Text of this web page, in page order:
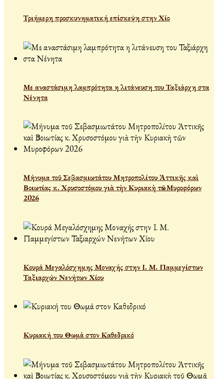
Τριήμερη προσκυνηματική επίσκεψη στην Χίο
Με αναστάσιμη λαμπρότητα η λιτάνευση του Ταξιάρχη στα
Νένητα
Μήνυμα τοῦ Σεβασμιωτάτου Μητροπολίτου Ἀττικῆς καὶ
Βοιωτίας κ. Χρυσοστόμου γιὰ τὴν Κυριακὴ τῶν Μυροφόρων
2026
Κουρά Μεγαλόσχημης Μοναχής στην Ι. Μ. Παμμεγίστων
Ταξιαρχών Νενήτων Χίου
Κυριακή του Θωμά στον Καθεδρικό